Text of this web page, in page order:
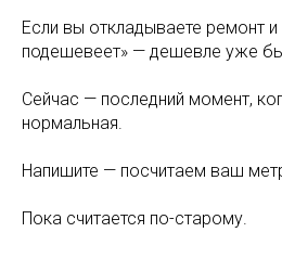
Если вы откладываете ремонт
подешевеет» — дешевле уже
Сейчас — последний момент,
нормальная.
Напишите — посчитаем ваш
Пока считается по-старому.